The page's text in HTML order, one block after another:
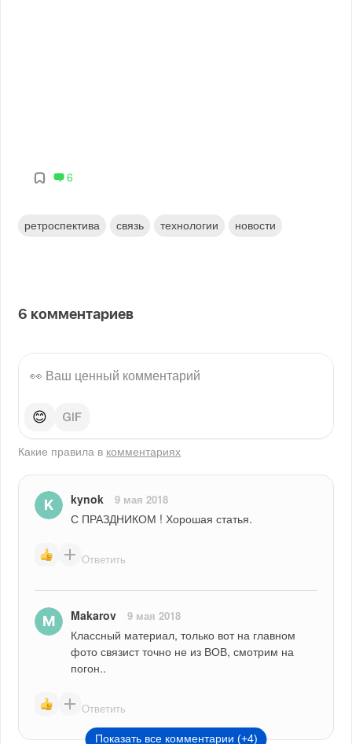
6
ретроспектива связь технологии новости
6 комментариев
😊
Какие правила в комментариях
kynok 9 мая 2018
С ПРАЗДНИКОМ ! Хорошая статья.
Ответить
Makarov 9 мая 2018
Классный материал, только вот на главном
фото связист точно не из ВОВ, смотрим на
погон..
Ответить
Показать все комментарии (+4)